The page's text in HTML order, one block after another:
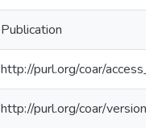
Publication
http://purl.org/coar/
http://purl.org/coar/